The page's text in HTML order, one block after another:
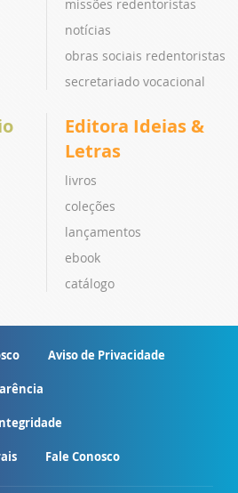
missões redentoristas
notícias
obras sociais redentoristas
secretariado vocacional
Editora Ideias &
Letras
livros
coleções
lançamentos
ebook
catálogo
Aviso de Privacidade
Fale Conosco